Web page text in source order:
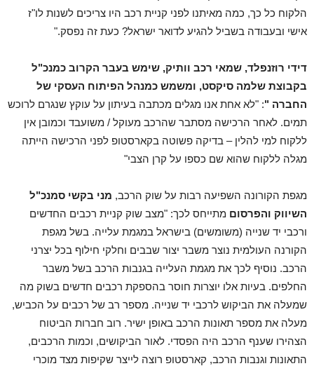
הלקוח כל כך, כמה מאיתנו לפני קניית רכב היו צריכים לשנות לו"ז
אישי ובעבודה בשביל להגיע לדואר ישראל? כעת זה נפסק."
דידי רוזנפלד, שמאי רכב וותיק, שימש בעבר הקרוב כמנכ"ל
בקבוצת שלמה סיקסט, ומשמש כמנהל הפיתוח העסקי של
החברה ": "לא אחת אנו מגלים מכתבה בעיתון על עוקץ שנגרם לרוכש
תמים. לאחר הרכישה מסתבר שהרכב מעוקל / משועבד וכמובן אין
ללקוח למי להלין – בדיקה פשוטה בקארסטופ לפני הרכישה הייתה
מגלה ללקוח שהוא שם כספו על קרן הצבי"
מגפת הקורונה השפיעה רבות על שוק הרכב, מני בקשי סמנכ"ל
השיווק והפרסום מתייחס לכך: "מצב שוק קניית רכבים החדשים
ורכבי יד שנייה (משומשים) בישראל במגמת עלייה. בשל מגפת
הקורנה העולמית נוצר משבר יצור שבבים וחלקי חילוף בכל יצרני
הרכב. נוסיף לכך את מגמת העלייה בגנבות הרכב בשל משבר
החלפים. בעיות אלו יוצרות חוסר בהספקת רכבים חדשים בשוק מה
שמעלה את הביקוש לרכבי יד שנייה. מספר רב של רכבים על הכביש,
מעלה את מספר תאונות הרכב באופן ישיר. רוב חברות הביטוח
הצהירו שענף הרכב היה הפסדי. לאור הביקושים, וכמות הרכבים,
התאונות וגנבות הרכב, קארסטופ רוצה לייצר שקיפות מצד מוכרי